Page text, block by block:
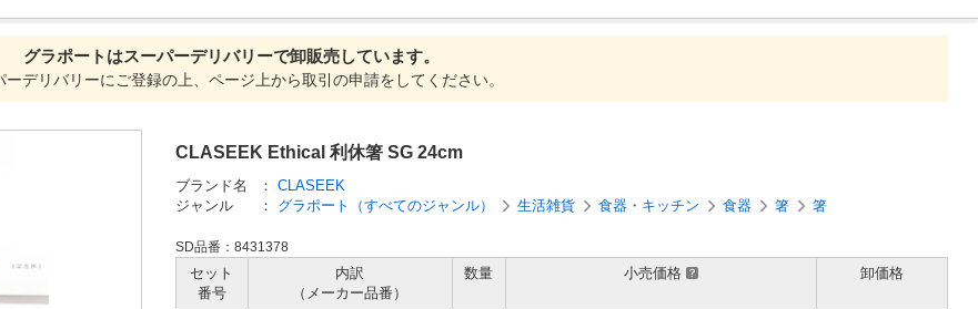
グラポートはスーパーデリバリーで卸販売しています。
ーデリバリーにご登録の上、ページ上から取引の申請をしてください。
CLASEEK Ethical 利休箸 SG 24cm
ブランド名 ： CLASEEK
ジャンル
： グラポート（すべてのジャンル） 生活雑貨 食器・キッチン 食器 箸 箸
SD品番：8431378
セット
番号
内訳
（メーカー品番）
数量 小売価格 卸価格